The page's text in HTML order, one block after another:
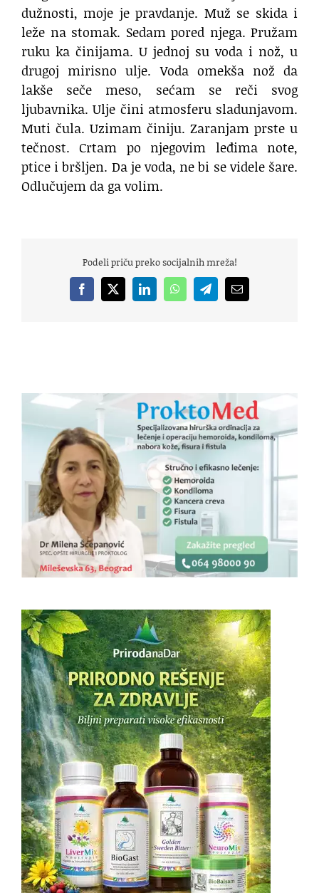
dužnosti, moje je pravdanje. Muž se skida i
leže na stomak. Sedam pored njega. Pružam
ruku ka činijama. U jednoj su voda i nož, u
drugoj mirisno ulje. Voda omekša nož da
lakše seče meso, sećam se reči svog
ljubavnika. Ulje čini atmosferu sladunjavom.
Muti čula. Uzimam činiju. Zaranjam prste u
tečnost. Crtam po njegovim leđima note,
ptice i bršljen. Da je voda, ne bi se videle šare.
Odlučujem da ga volim.
Podeli priču preko socijalnih mreža!
Facebook
X LinkedInWhatsAppTelegramEmail